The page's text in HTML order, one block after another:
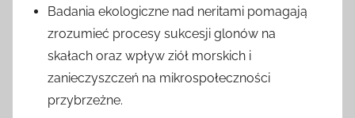
Badania ekologiczne nad neritami pomagają
zrozumieć procesy sukcesji glonów na
skałach oraz wpływ ziół morskich i
zanieczyszczeń na mikrospołeczności
przybrzeżne.